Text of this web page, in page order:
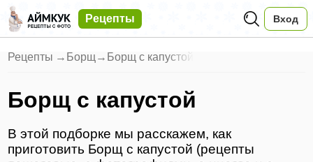
Рецепты Вход
Рецепты → Борщ → Борщ с капустой
Борщ с капустой
В этой подборке мы расскажем, как
приготовить Борщ с капустой (рецепты